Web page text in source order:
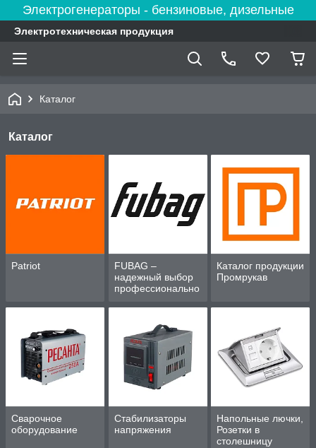
Электрогенераторы - бензиновые, дизельные
Электротехническая продукция
Каталог
Каталог
Patriot
FUBAG –
надежный выбор
профессионально
для дома и
Каталог продукции
Промрукав
Сварочное
оборудование
Стабилизаторы
напряжения
Напольные лючки,
Розетки в
столешницу